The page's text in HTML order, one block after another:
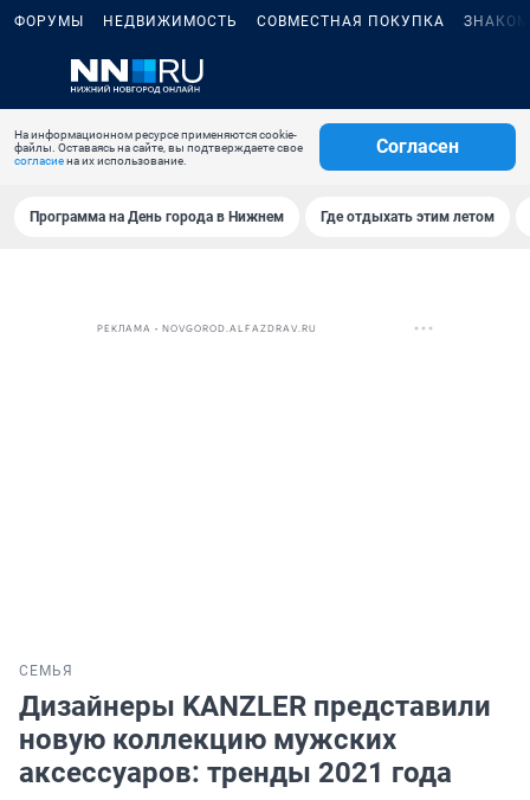
ФОРУМЫ НЕДВИЖИМОСТЬ СОВМЕСТНАЯ ПОКУПКА
На информационном ресурсе применяются cookie-
файлы. Оставаясь на сайте, вы подтверждаете свое
согласиена их использование.
Согласен
Программа на День города в Нижнем Где отдыхать этим летом
РЕКЛАМА • NOVGOROD.ALFAZDRAV.RU
СЕМЬЯ
Дизайнеры KANZLER представили
новую коллекцию мужских
аксессуаров: тренды 2021 года